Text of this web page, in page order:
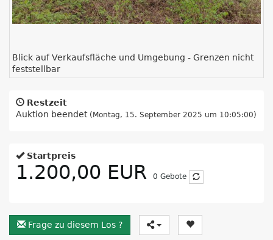
Blick auf Verkaufsfläche und Umgebung - Grenzen nicht
feststellbar
Restzeit
Auktion beendet (Montag, 15. September 2025 um 10:05:00)
Startpreis
1.200,00 EUR 0 Gebote
Frage zu diesem Los ?